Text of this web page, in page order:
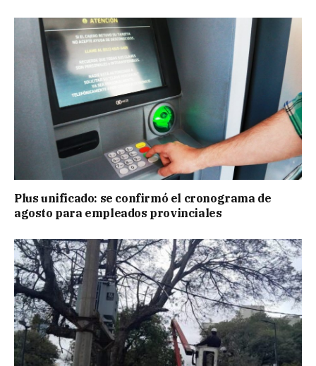
Plus unificado: se confirmó el cronograma de
agosto para empleados provinciales